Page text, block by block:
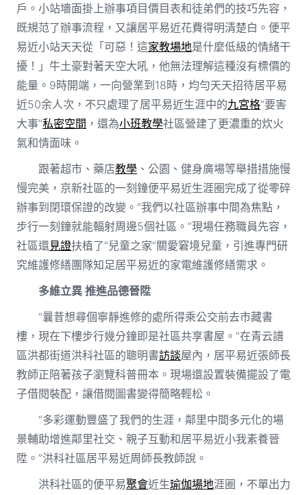
戶。小站墻面掛上辦事項目價目表和徒弟們的技巧先容，
既規范了辦事流程，又讓居平易近花費得明清楚白。便平
易近小站天天從「可惡！這家教場地是什麼低級的情緒干
擾！」牛土豪對著天空大吼，他無法理解這種沒有標價的
能量。9時開端，一向營業到18時，均勻天天招待居平易
近50余人次，不只處理了居平易近生涯中的九宮格“要害
大事”私密空間 ，還為小班教學社區營建了更濃重的炊火
氣和情面味。
跟著超市、藥店教學、公園、健身廣場等舉措措施慢
慢完美，京新社區的一刻鐘便平易近生涯圈完成了從零碎
辦事到閉環保證的改變。“我們以社區辦事中間為焦點，
步行一刻鐘就能輻射周邊5個社區。”現場任務職員先容，
社區還 見證扶植了“兒童之家”關愛窘境兒童，引進專門研
究維護修繕團隊知足居平易近的家電維護修繕需求。
多維立異 推進品德晉陞
“曩昔想尋個寧靜進修的處所得乘公交前去市藏書
樓，現在下樓步行幾分鐘即是社區共享書屋。”在青云譜
區洪都街道洪科社區的聰明書訪談屋內，居平易近張師長
教師正陪著孩子瀏覽科普冊本。現場還設置裝備擺設了電
子借閱裝配，讓借閱圖書變得簡略輕松。
“多彩運動豐盛了我們的生涯，鄰里中間多元化的場
景輔助增進鄰里社交、親子互動和居平易近小我素養晉
陞。”洪科社區居平易近周師長教師說。
洪科社區的便平易聚會近生瑜伽場地涯圈，不單出力